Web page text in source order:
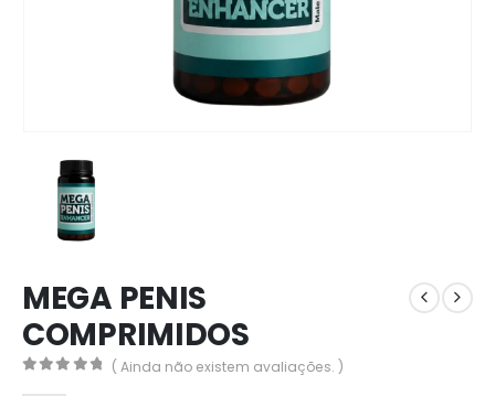
MEGA PENIS
COMPRIMIDOS
( Ainda não existem avaliações. )